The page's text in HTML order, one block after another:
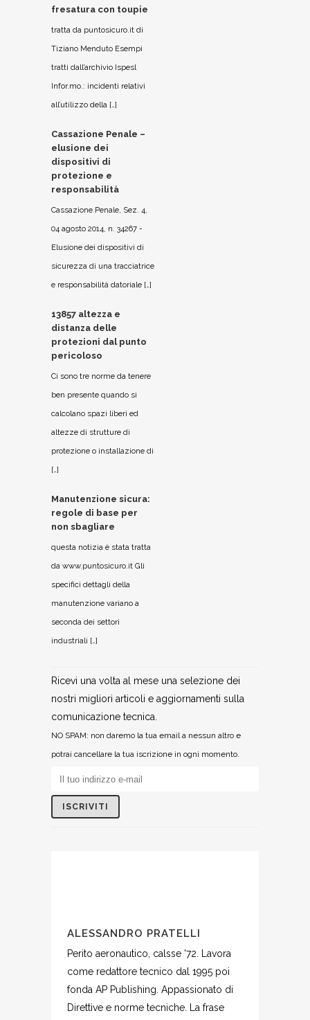
fresatura con toupie
tratta da puntosicuro.it di
Tiziano Menduto Esempi
tratti dall’archivio Ispesl
Infor.mo.: incidenti relativi
all’utilizzo della […]
Cassazione Penale –
elusione dei
dispositivi di
protezione e
responsabilità
Cassazione Penale, Sez. 4,
04 agosto 2014, n. 34267 -
Elusione dei dispositivi di
sicurezza di una tracciatrice
e responsabilità datoriale […]
13857 altezza e
distanza delle
protezioni dal punto
pericoloso
Ci sono tre norme da tenere
ben presente quando si
calcolano spazi liberi ed
altezze di strutture di
protezione o installazione di
[…]
Manutenzione sicura:
regole di base per
non sbagliare
questa notizia è stata tratta
da www.puntosicuro.it Gli
specifici dettagli della
manutenzione variano a
seconda dei settori
industriali […]
Ricevi una volta al mese una selezione dei
nostri migliori articoli e aggiornamenti sulla
comunicazione tecnica.
NO SPAM: non daremo la tua email a nessun altro e
potrai cancellare la tua iscrizione in ogni momento.
ALESSANDRO PRATELLI
Perito aeronautico, calsse '72. Lavora
come redattore tecnico dal 1995 poi
fonda AP Publishing. Appassionato di
Direttive e norme tecniche. La frase